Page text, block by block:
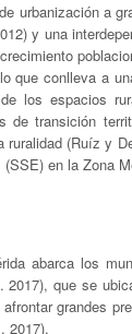
urbanización a
y una
que conlleva a
los espacios
de transición
ruralidad (Ruíz y
en la Zona
abarca los
2017), que se
grandes
2017).